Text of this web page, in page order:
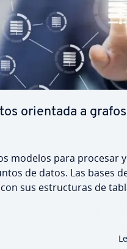
orientada a
modelos para procesar
de datos. Las bases
sus es­tru­c­tu­ras de